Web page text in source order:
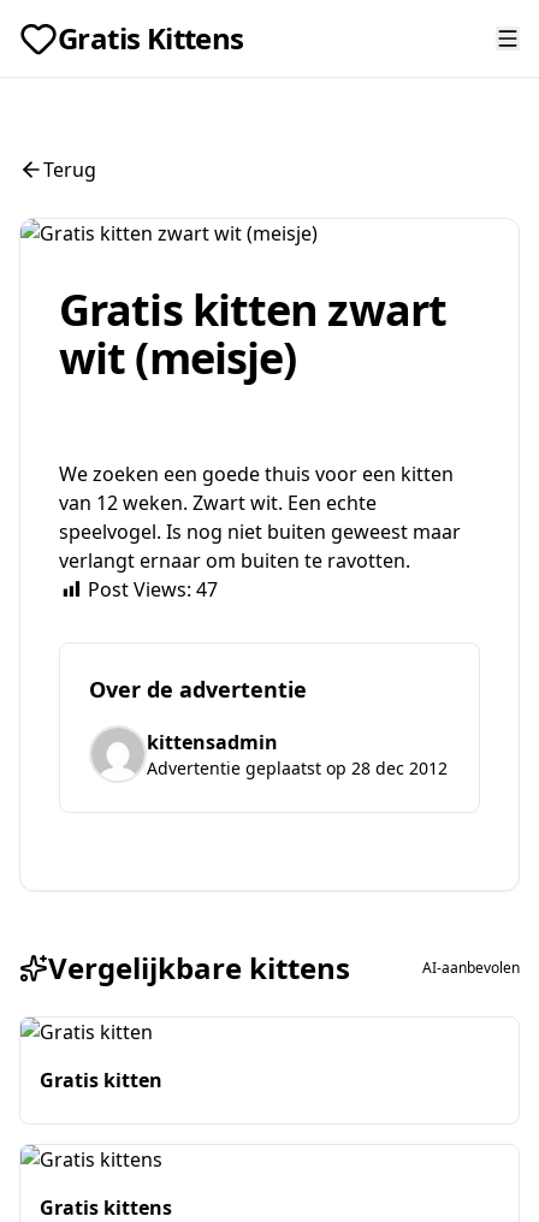
Gratis Kittens
Terug
Gratis kitten zwart
wit (meisje)
We zoeken een goede thuis voor een kitten
van 12 weken. Zwart wit. Een echte
speelvogel. Is nog niet buiten geweest maar
verlangt ernaar om buiten te ravotten.
Post Views: 47
Over de advertentie
kittensadmin
Advertentie geplaatst op 28 dec 2012
Vergelijkbare kittens AI-aanbevolen
Gratis kitten
Gratis kittens